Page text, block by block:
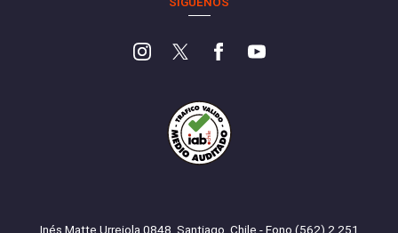
Inés Matte Urrejola 0848, Santiago, Chile - Fono (562) 2 251